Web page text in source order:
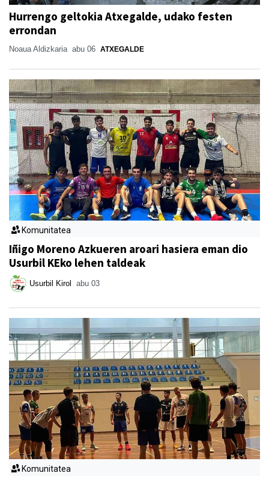
Hurrengo geltokia Atxegalde, udako festen
errondan
Noaua Aldizkaria abu 06 ATXEGALDE
Komunitatea
Iñigo Moreno Azkueren aroari hasiera eman dio
Usurbil KEko lehen taldeak
Usurbil Kirol abu 03
Komunitatea